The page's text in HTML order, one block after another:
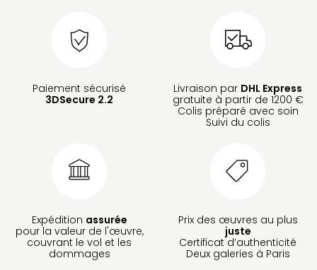
Paiement sécurisé
3DSecure 2.2
Livraison par DHL Express
gratuite à partir de 1200 €
Colis préparé avec soin
Suivi du colis
Expédition assurée
pour la valeur de l'œuvre,
couvrant le vol et les
dommages
Prix des œuvres au plus
juste
Certificat d’authenticité
Deux galeries à Paris